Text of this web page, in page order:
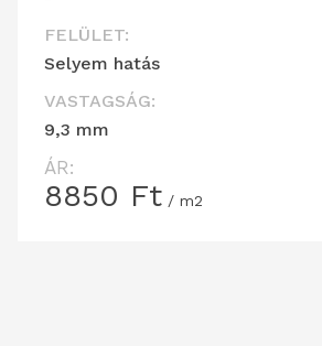
FELÜLET:
Selyem hatás
VASTAGSÁG:
9,3 mm
ÁR:
8850 Ft / m2